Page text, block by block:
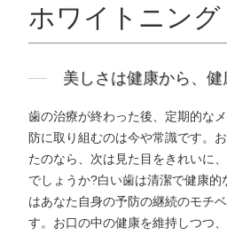
キ
ッ
プ
ホワイトニング
美しさは健康から、
歯の治療が終わった後、定期的な
防に取り組むのは今や常識です。
たのなら、次は見た目をきれいに
でしょうか?白い歯は清潔で健康
はあなた自身の予防の継続のモチ
す。お口の中の健康を維持しつつ